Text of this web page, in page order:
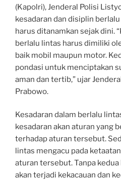
(Kapolri), Jenderal Polisi
kesadaran dan disiplin
harus ditanamkan sejak dini.
berlalu lintas harus dimiliki
baik mobil maupun motor.
pondasi untuk menciptakan
aman dan tertib,” ujar
Prabowo.
Kesadaran dalam berlalu
kesadaran akan aturan yang
terhadap aturan tersebut.
lintas mengacu pada
aturan tersebut. Tanpa
akan terjadi kekacauan dan